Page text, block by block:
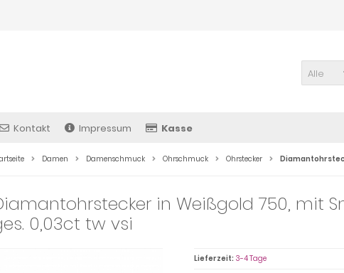
Alle
Kontakt Impressum Kasse
Damen Damenschmuck Ohrschmuck Ohrstecker
in Weißgold 750, mit
0,03ct tw vsi
Lieferzeit: 3-4 Tage